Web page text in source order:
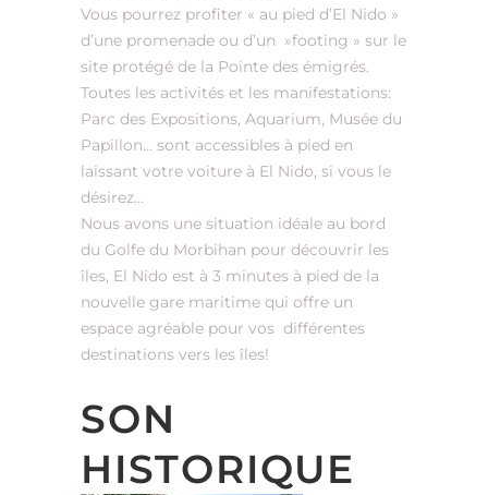
Vous pourrez profiter « au pied d’El Nido »
d’une promenade ou d’un »footing » sur le
site protégé de la Pointe des émigrés.
Toutes les activités et les manifestations:
Parc des Expositions, Aquarium, Musée du
Papillon… sont accessibles à pied en
laissant votre voiture à El Nido, si vous le
désirez…
Nous avons une situation idéale au bord
du Golfe du Morbihan pour découvrir les
îles, El Nido est à 3 minutes à pied de la
nouvelle gare maritime qui offre un
espace agréable pour vos différentes
destinations vers les îles!
SON
HISTORIQUE